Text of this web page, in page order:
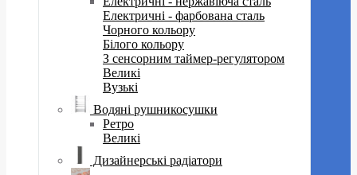
Електричні - фарбована сталь
Чорного кольору
Білого кольору
З сенсорним таймер-регулятором
Великі
Вузькі
Водяні рушникосушки
Ретро
Великі
Дизайнерські радіатори